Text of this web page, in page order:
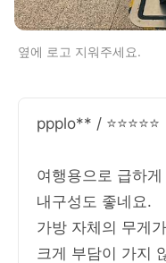
옆에 로고 지워주세요.
ppplo** / ⭐⭐⭐⭐⭐
여행용으로 급하
내구성도 좋네요.
가방 자체의 무게
크게 부담이 가지